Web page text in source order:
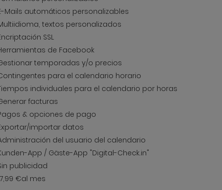
Mails automáticos personalizables
textos personalizados
SSL
de Facebook
temporadas y/o precios
para el calendario horario
individuales para el calendario por horas
facturas
& opciones de pago
importar datos
del usuario del calendario
App / Gäste-App "Digital-Check.in"
publicidad
€al mes